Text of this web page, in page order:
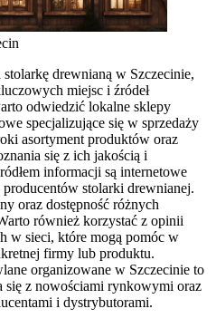
drewnianą w Szczecinie,
miejsc i źródeł
odwiedzić lokalne sklepy
specjalizujące się w sprzedaży
asortyment produktów oraz
się z ich jakością i
informacji są internetowe
stolarki drewnianej.
oraz dostępność różnych
również korzystać z opinii
w sieci, które mogą pomóc w
firmy lub produktu.
organizowane w Szczecinie to
się z nowościami rynkowymi oraz
i dystrybutorami.